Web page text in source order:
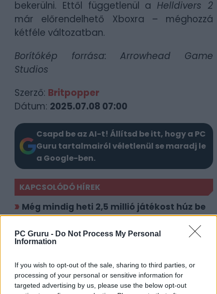
PC Gruru - Do Not Process My Personal
Information
If you wish to opt-out of the sale, sharing to third parties, or
processing of your personal or sensitive information for
targeted advertising by us, please use the below opt-out
bekerülni. Ettől függetlenül aHelldivers 2
már előrendelhető Xboxra – méghozzá
kétféle változatban.
Borítókép forrása: Arrowhead Game
Studios
Szerző: Britpopper
Dátum: 2025.07.08 07:00
Csapd be az AI-t! Állítsd be itt, hogy a PC
Guru tartalmairól véletlenül se maradj le
a Google-ben.
KAPCSOLÓDÓ HÍREK
Még mindig heti 2,5 millió játékost húz be
a Helldivers 2
Végre eljött a nagy bejelentés napja:
Xboxra tart a Helldivers 2
LEGFRISSEBB VIDEÓNK